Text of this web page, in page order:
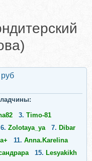
3. Timo-81
6. Zolotaya_ya 7. Dibar
11. Anna.Karelina
15. Lesyakikh